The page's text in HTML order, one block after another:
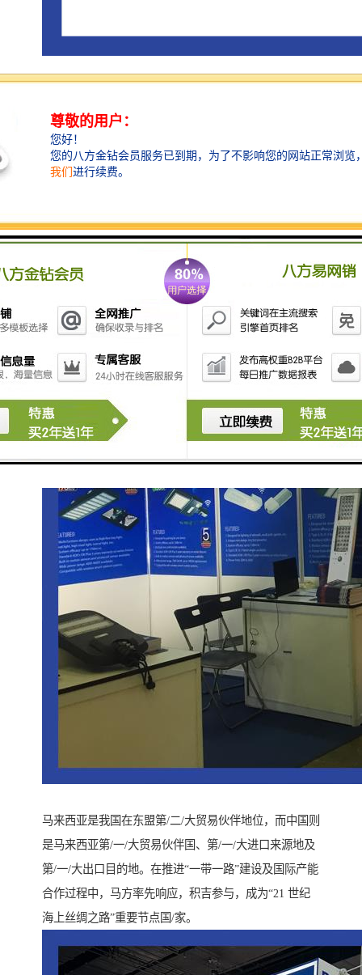
理位置上的交通优势。马来西亚作为贸易中转基地，其
市场覆盖范围较广，有利于中国企业走出去开拓国/际市
场
马来西亚是我国在东盟第/二/大贸易伙伴地位，而中国则
是马来西亚第/一/大贸易伙伴国、第/一/大进口来源地及
第/一/大出口目的地。在推进“一带一路”建设及国际产能
合作过程中，马方率先响应，积吉参与，成为“21 世纪
海上丝绸之路”重要节点国/家。